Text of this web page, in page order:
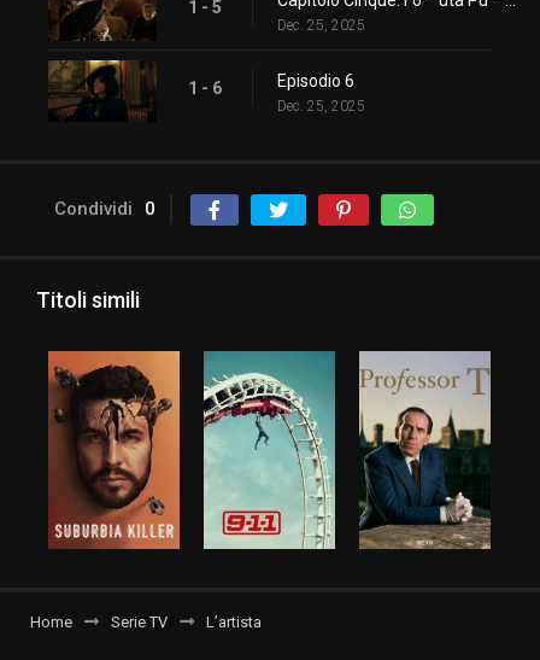
1 - 5
Dec. 25, 2025
1 - 6 Episodio 6
Dec. 25, 2025
Condividi 0
Titoli simili
Home Serie TV L’artista